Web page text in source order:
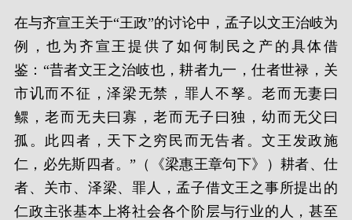
在与齐宣王关于“王政”的讨论中，孟子以文王治岐为
例，也为齐宣王提供了如何制民之产的具体借
鉴：“昔者文王之治岐也，耕者九一，仕者世禄，关
市讥而不征，泽梁无禁，罪人不孥。老而无妻曰
鳏，老而无夫曰寡，老而无子曰独，幼而无父曰
孤。此四者，天下之穷民而无告者。文王发政施
仁，必先斯四者。”（《梁惠王章句下》）耕者、仕
者、关市、泽梁、罪人，孟子借文王之事所提出的
仁政主张基本上将社会各个阶层与行业的人，甚至